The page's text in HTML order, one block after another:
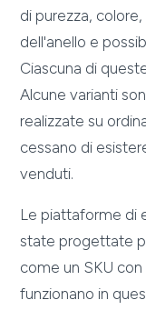
di purezza,
dell'anello e
Ciascuna di
Alcune varianti
realizzate su
cessano di
venduti.
Le piattaforme di
state progettate
come un SKU
funzionano in